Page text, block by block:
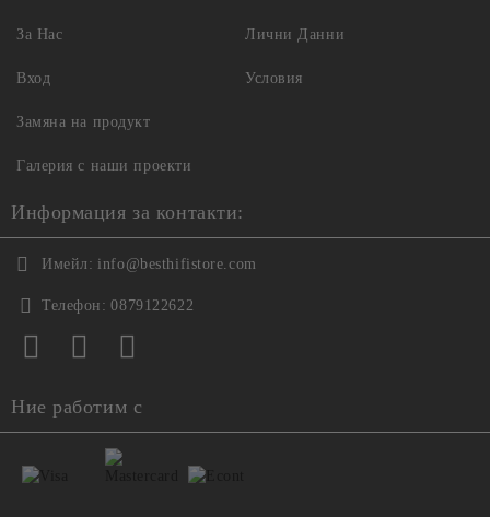
За Нас
Вход
Лични Данни
Условия
Замяна на продукт
Галерия с наши проекти
Информация за контакти:
Имейл: info@besthifistore.com
Телефон: 0879122622
Ние работим с